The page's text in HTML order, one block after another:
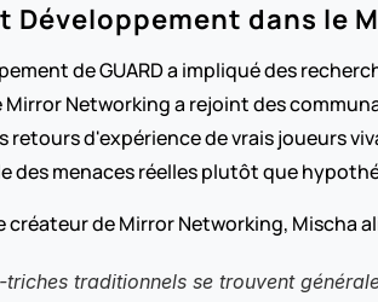
Développement dans le
de GUARD a impliqué des
Mirror Networking a rejoint des
retours d'expérience de vrais joueurs
des menaces réelles plutôt que
créateur de Mirror Networking, Mischa
triches traditionnels se trouvent